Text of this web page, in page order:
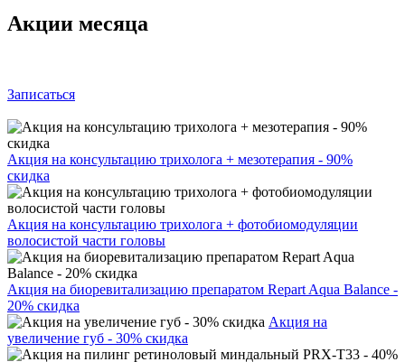
Акции месяца
Записаться
Акция на консультацию трихолога + мезотерапия - 90%
скидка
Акция на консультацию трихолога + фотобиомодуляции
волосистой части головы
Акция на биоревитализацию препаратом Repart Aqua Balance -
20% скидка
Акция на
увеличение губ - 30% скидка